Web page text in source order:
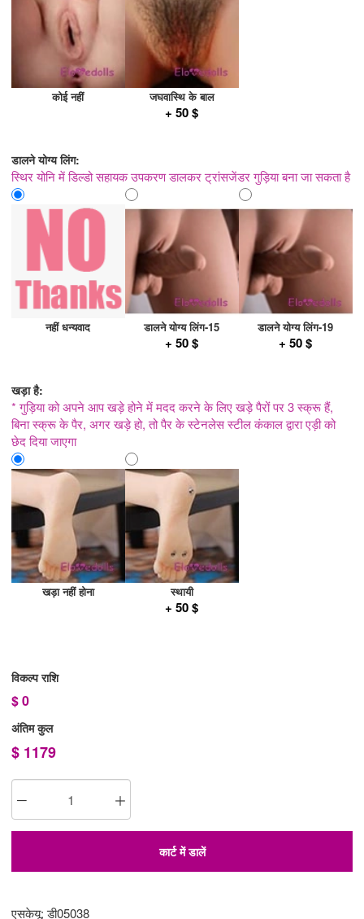
कोई नहीं जघवास्थि के बाल
+ 50 $
डालने योग्य लिंग:
स्थिर योनि में डिल्डो सहायक उपकरण डालकर ट्रांसजेंडर गुड़िया बना जा सकता है
नहीं धन्यवाद डालने योग्य लिंग-15
+ 50 $
डालने योग्य लिंग-19
+ 50 $
खड़ा है:
* गुड़िया को अपने आप खड़े होने में मदद करने के लिए खड़े पैरों पर 3 स्क्रू हैं,
बिना स्क्रू के पैर, अगर खड़े हो, तो पैर के स्टेनलेस स्टील कंकाल द्वारा एड़ी को
छेद दिया जाएगा
खड़ा नहीं होना स्थायी
+ 50 $
विकल्प राशि
$0
अंतिम कुल
$ 1179
कार्ट में डालें
एसकेयू: डी05038